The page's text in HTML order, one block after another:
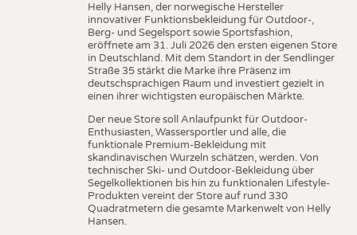
Helly Hansen, der norwegische Hersteller
innovativer Funktionsbekleidung für Outdoor-,
Berg- und Segelsport sowie Sportsfashion,
eröffnete am 31. Juli 2026 den ersten eigenen Store
in Deutschland. Mit dem Standort in der Sendlinger
Straße 35 stärkt die Marke ihre Präsenz im
deutschsprachigen Raum und investiert gezielt in
einen ihrer wichtigsten europäischen Märkte.
Der neue Store soll Anlaufpunkt für Outdoor-
Enthusiasten, Wassersportler und alle, die
funktionale Premium-Bekleidung mit
skandinavischen Wurzeln schätzen, werden. Von
technischer Ski- und Outdoor-Bekleidung über
Segelkollektionen bis hin zu funktionalen Lifestyle-
Produkten vereint der Store auf rund 330
Quadratmetern die gesamte Markenwelt von Helly
Hansen.